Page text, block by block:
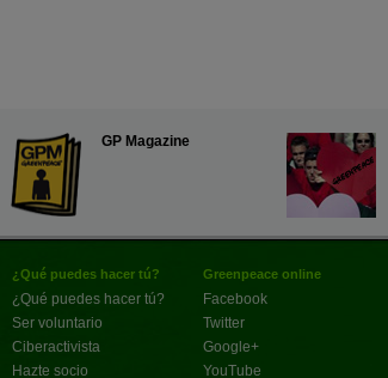
GP Magazine
¿Qué puedes hacer tú?
¿Qué puedes hacer tú?
Ser voluntario
Ciberactivista
Hazte socio
Greenpeace online
Facebook
Twitter
Google+
YouTube